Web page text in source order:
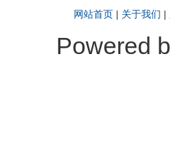
网站首页 | 关于我们 |
Powered